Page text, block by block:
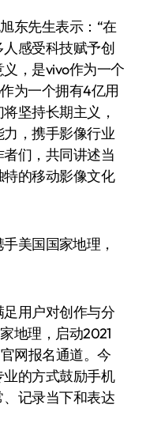
东先生表示：“在
感受科技赋予创
，是vivo作为一个
为一个拥有4亿用
坚持长期主义，
，携手影像行业
们，共同讲述当
的移动影像文化
美国国家地理，
用户对创作与分
地理，启动2021
网报名通道。今
的方式鼓励手机
记录当下和表达